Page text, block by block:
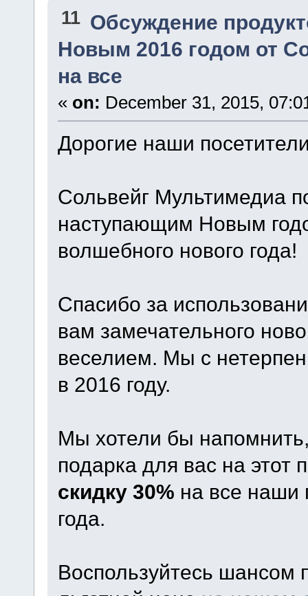
11 Обсуждение
Новым 2016 годом от
на все
« on: December 31, 2015,
Дорогие наши
Сольвейг Мультимедиа
наступающим Новым
волшебного нового года!
Спасибо за
вам замечательного
веселием. Мы с
в 2016 году.
Мы хотели бы напомнить,
подарка для вас на этот
скидку 30% на все наши
года.
Воспользуйтесь шансом